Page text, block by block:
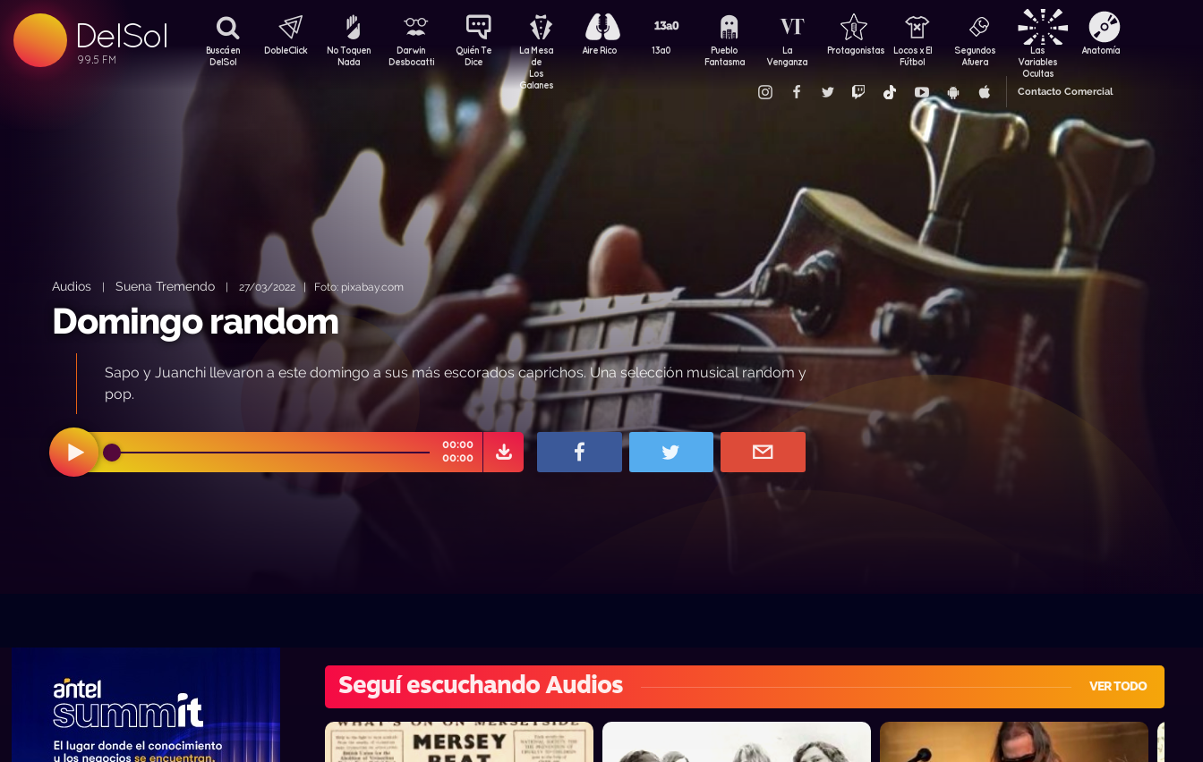
DelSol
99.5 FM
99.5 FM
99.5 FM
Buscá en
DelSol
DobleClick
No Toquen
Nada
Darwin
Desbocatti
Quién Te
Dice
La Mesa
de
Los
Galanes
Aire Rico 13a0
Pueblo
Fantasma
La
Venganza
Protagonistas
Locos x El
Fútbol
Segundos
Afuera
Las
Variables
Ocultas
Anatomía
Contacto Comercial
Audios| Suena Tremendo | 27/03/2022 | Foto: pixabay.com
Domingo random
Sapo y Juanchi llevaron a este domingo a sus más escorados caprichos. Una selección musical random y
pop.
00:00
00:00
Seguí escuchando Audios VER TODO